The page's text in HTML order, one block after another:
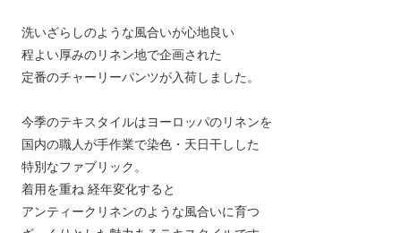
洗いざらしのような風合いが心地良い
程よい厚みのリネン地で企画された
定番のチャーリーパンツが入荷しました。
今季のテキスタイルはヨーロッパのリネンを
国内の職人が手作業で染色・天日干しした
特別なファブリック。
着用を重ね 経年変化すると
アンティークリネンのような風合いに育つ